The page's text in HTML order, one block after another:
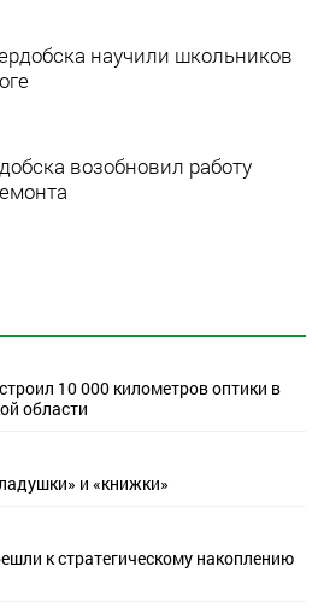
10 000 километров оптики в
области
и «книжки»
к стратегическому накоплению
научили школьников
возобновил работу